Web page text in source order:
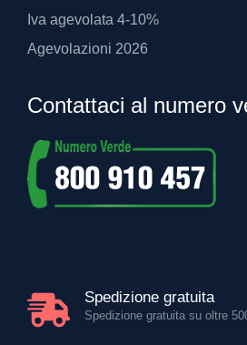
Iva agevolata 4-10%
Agevolazioni 2026
Contattaci al numero
Spedizione gratuita
Spedizione gratuita su oltre